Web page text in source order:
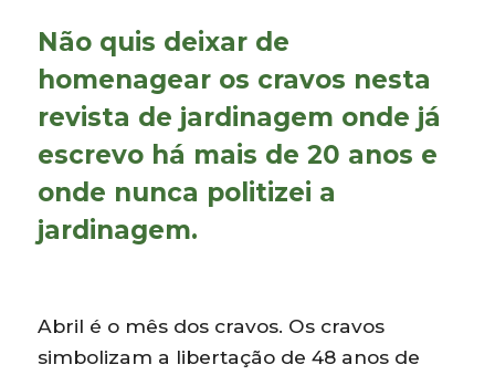
Não quis deixar de
homenagear os cravos nesta
revista de jardinagem onde já
escrevo há mais de 20 anos e
onde nunca politizei a
jardinagem.
Abril é o mês dos cravos. Os cravos
simbolizam a libertação de 48 anos de